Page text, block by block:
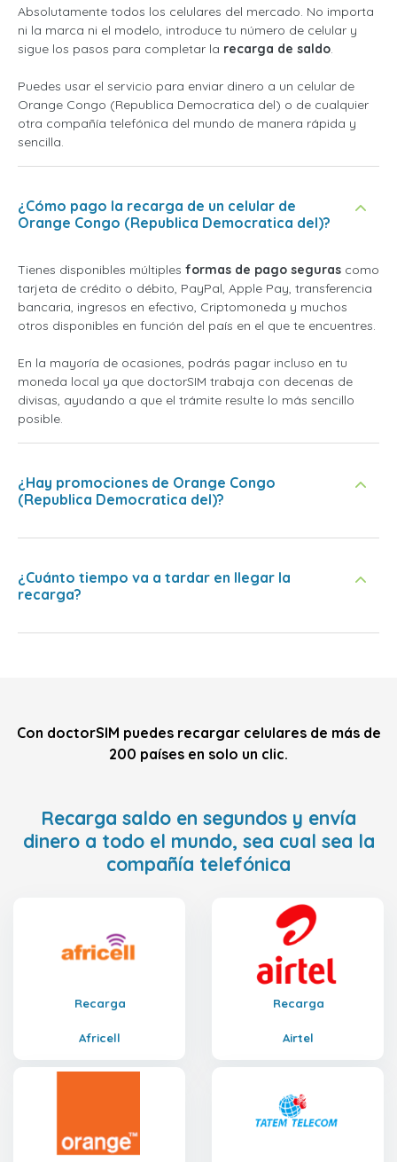
Absolutamente todos los celulares del mercado. No importa
ni la marca ni el modelo, introduce tu número de celular y
sigue los pasos para completar la recarga de saldo.
Puedes usar el servicio para enviar dinero a un celular de
Orange Congo (Republica Democratica del) o de cualquier
otra compañía telefónica del mundo de manera rápida y
sencilla.
¿Cómo pago la recarga de un celular de
Orange Congo (Republica Democratica del)?
Tienes disponibles múltiples formas de pago seguras como
tarjeta de crédito o débito, PayPal, Apple Pay, transferencia
bancaria, ingresos en efectivo, Criptomoneda y muchos
otros disponibles en función del país en el que te encuentres.
En la mayoría de ocasiones, podrás pagar incluso en tu
moneda local ya que doctorSIM trabaja con decenas de
divisas, ayudando a que el trámite resulte lo más sencillo
posible.
¿Hay promociones de Orange Congo
(Republica Democratica del)?
¿Cuánto tiempo va a tardar en llegar la
recarga?
Con doctorSIM puedes recargar celulares de más de
200 países en solo un clic.
Recarga saldo en segundos y envía
dinero a todo el mundo, sea cual sea la
compañía telefónica
Recarga
Africell
Recarga
Airtel